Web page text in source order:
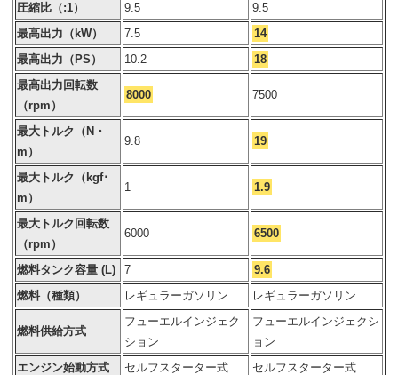
圧縮比（:1） 9.5
9.5
最高出力（kW）
7.5
14
最高出力（PS）
10.2
18
最高出力回転数
（rpm）
8000 7500
最大トルク（N・
m）
9.8 19
最大トルク（kgf･
m）
1 1.9
最大トルク回転数
（rpm）
6000 6500
燃料タンク容量 (L) 7
9.6
燃料（種類）
レギュラーガソリン レギュラーガソリン
燃料供給方式
フューエルインジェク
ション
フューエルインジェクシ
ョン
エンジン始動方式
セルフスターター式
セルフスターター式